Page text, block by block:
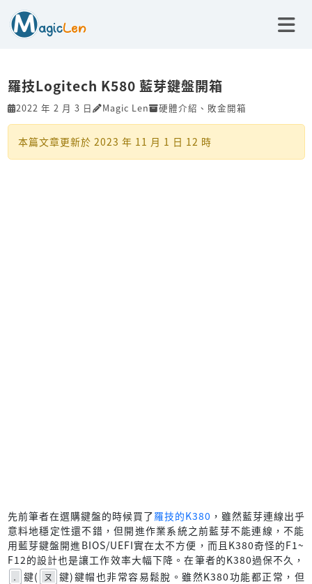
羅技Logitech K580 藍芽鍵盤開箱
2022 年 2 月 3 日 Magic Len 硬體介紹 、 敗金開箱
本篇文章更新於 2023 年 11 月 1 日 12 時
先前筆者在選購鍵盤的時候買了羅技的K380 ，雖然藍芽連線出乎
意料地穩定性還不錯，但開進作業系統之前藍芽不能連線，不能
用藍芽鍵盤開進BIOS/UEFI實在太不方便，而且K380奇怪的F1~
F12的設計也是讓工作效率大幅下降。在筆者的K380過保不久，
. 鍵( ㄡ
鍵)鍵帽也非常容易鬆脫。雖然K380功能都正常，但